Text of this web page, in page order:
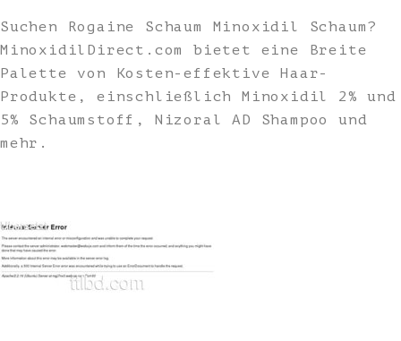
Suchen Rogaine Schaum Minoxidil Schaum?
MinoxidilDirect.com bietet eine Breite
Palette von Kosten-effektive Haar-
Produkte, einschließlich Minoxidil 2% und
5% Schaumstoff, Nizoral AD Shampoo und
mehr.